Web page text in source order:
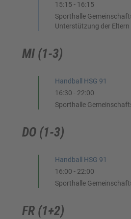
15:15 - 16:15
Sporthalle
Unterstützung der Eltern
MI (1-3)
Handball HSG 91
16:30 - 22:00
Sporthalle
DO (1-3)
Handball HSG 91
16:00 - 22:00
Sporthalle
FR (1+2)